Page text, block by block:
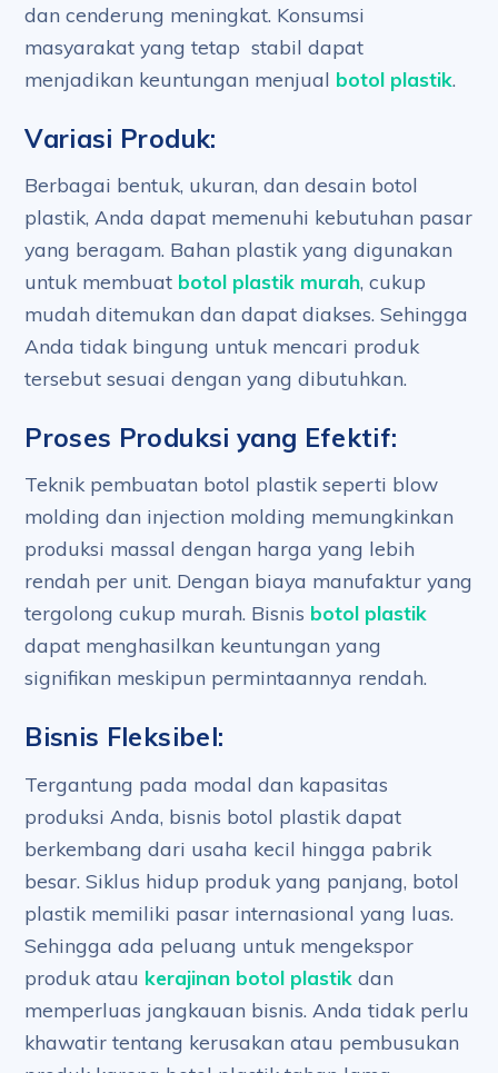
dan cenderung meningkat. Konsumsi
masyarakat yang tetap stabil dapat
menjadikan keuntungan menjual botol plastik.
Variasi Produk:
Berbagai bentuk, ukuran, dan desain botol
plastik, Anda dapat memenuhi kebutuhan pasar
yang beragam. Bahan plastik yang digunakan
untuk membuat botol plastik murah, cukup
mudah ditemukan dan dapat diakses. Sehingga
Anda tidak bingung untuk mencari produk
tersebut sesuai dengan yang dibutuhkan.
Proses Produksi yang Efektif:
Teknik pembuatan botol plastik seperti blow
molding dan injection molding memungkinkan
produksi massal dengan harga yang lebih
rendah per unit. Dengan biaya manufaktur yang
tergolong cukup murah. Bisnis botol plastik
dapat menghasilkan keuntungan yang
signifikan meskipun permintaannya rendah.
Bisnis Fleksibel:
Tergantung pada modal dan kapasitas
produksi Anda, bisnis botol plastik dapat
berkembang dari usaha kecil hingga pabrik
besar. Siklus hidup produk yang panjang, botol
plastik memiliki pasar internasional yang luas.
Sehingga ada peluang untuk mengekspor
produk atau kerajinan botol plastik dan
memperluas jangkauan bisnis. Anda tidak perlu
khawatir tentang kerusakan atau pembusukan